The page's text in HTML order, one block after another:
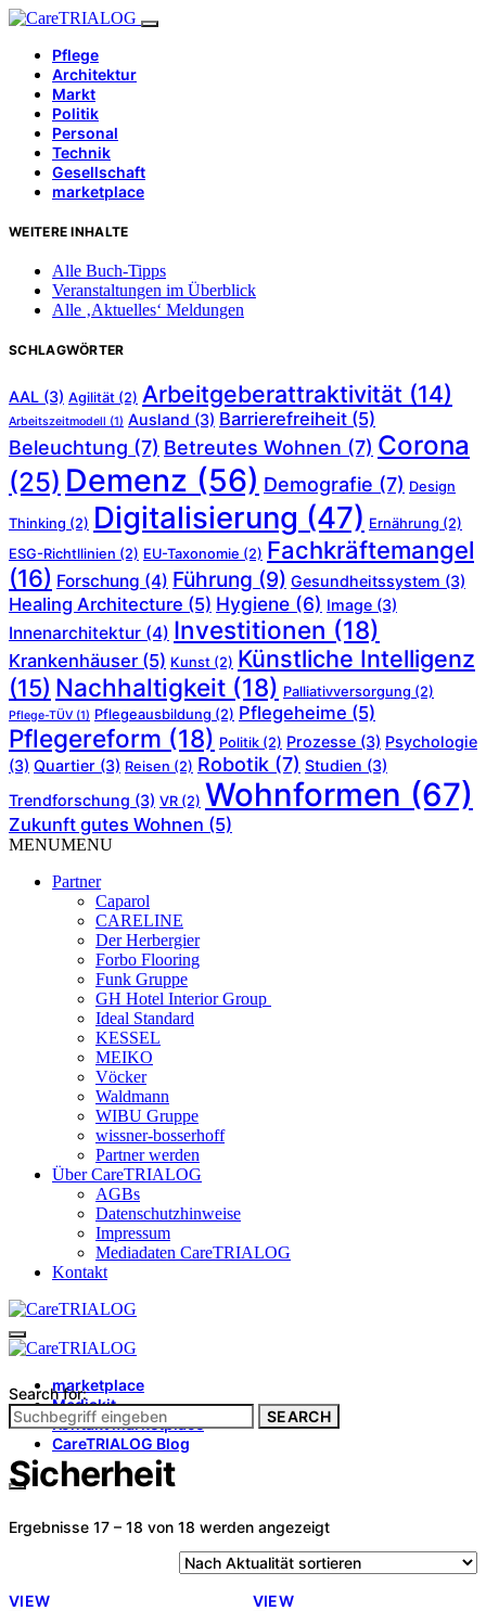
Pflege
Architektur
Markt
Politik
Personal
Technik
Gesellschaft
marketplace
WEITERE INHALTE
Alle Buch-Tipps
Veranstaltungen im Überblick
Alle ‚Aktuelles‘ Meldungen
SCHLAGWÖRTER
AAL (3) Agilität (2) Arbeitgeberattraktivität (14)
Arbeitszeitmodell (1) Ausland (3) Barrierefreiheit (5)
Beleuchtung (7) Betreutes Wohnen (7) Corona
(25) Demenz (56) Demografie (7) Design
Thinking (2) Digitalisierung (47) Ernährung (2)
ESG-Richtllinien (2) EU-Taxonomie (2) Fachkräftemangel
(16) Forschung (4) Führung (9) Gesundheitssystem (3)
Healing Architecture (5) Hygiene (6) Image (3)
Innenarchitektur (4) Investitionen (18)
Krankenhäuser (5) Kunst (2) Künstliche Intelligenz
(15) Nachhaltigkeit (18) Palliativversorgung (2)
Pflege-TÜV (1) Pflegeausbildung (2) Pflegeheime (5)
Pflegereform (18) Politik (2) Prozesse (3) Psychologie
(3) Quartier (3) Reisen (2) Robotik (7) Studien (3)
Trendforschung (3) VR (2) Wohnformen (67)
Zukunft gutes Wohnen (5)
MENUMENU
Partner
Caparol
CARELINE
Der Herbergier
Forbo Flooring
Funk Gruppe
GH Hotel Interior Group
Ideal Standard
KESSEL
MEIKO
Vöcker
Waldmann
WIBU Gruppe
wissner-bosserhoff
Partner werden
Über CareTRIALOG
AGBs
Datenschutzhinweise
Impressum
Mediadaten CareTRIALOG
Kontakt
marketplace
Mediakit
Kontakt marketplace
CareTRIALOG Blog
Search for:
SEARCH
Sicherheit
Ergebnisse 17 – 18 von 18 werden angezeigtNach
sortiert
VIEW VIEW